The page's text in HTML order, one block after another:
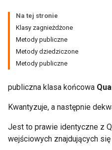
Na tej stronie
Klasy zagnieżdżone
Metody publiczne
Metody dziedziczone
Metody publiczne
publiczna klasa końcowa
Kwantyzuje, a następnie
Jest to prawie identyczne z
wejściowych znajdujących